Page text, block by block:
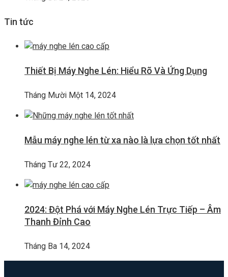
Tin tức
Thiết Bị Máy Nghe Lén: Hiểu Rõ Và Ứng Dụng
Tháng Mười Một 14, 2024
Mẫu máy nghe lén từ xa nào là lựa chọn tốt nhất
Tháng Tư 22, 2024
2024: Đột Phá với Máy Nghe Lén Trực Tiếp – Âm
Thanh Đỉnh Cao
Tháng Ba 14, 2024